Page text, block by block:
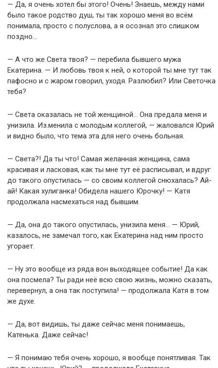
— Да, я очень хотел бы этого! Очень! Знаешь, между нами
было такое родство душ, ты так хорошо меня во всём
понимала, просто с полуслова, а я осознал это слишком
поздно…
— А что же Света твоя? — перебила бывшего мужа
Екатерина. — И любовь твоя к ней, о которой ты мне тут так
пафосно и с жаром говорил, уходя. Разлюбил? Или Светочка
тебя?
— Света оказалась не той женщиной… Она предала меня и
унизила. Из.менила с молодым коллегой, — жаловался Юрий
и видно было, что тема эта для него очень больная.
— Света?! Да ты что! Самая желанная женщина, сама
красивая и ласковая, как ты мне тут её расписывал, и вдруг
до такого опустилась — со своим коллегой снюхалась? Ай-
ай! Какая хулиганка! Обидела нашего Юрочку! — Катя
продолжала насмехаться над бывшим.
— Да, она до такого опустилась, унизила меня… — Юрий,
казалось, не замечал того, как Екатерина над ним просто
угорает.
— Ну это вообще из ряда вон выходящее событие! Да как
она посмела? Ты ради неё всю свою жизнь, можно сказать,
перевернул, а она так поступила! — продолжала Катя в том
же духе.
— Да, вот видишь, ты даже сейчас меня понимаешь,
Катенька. Даже сейчас!
— Я понимаю тебя очень хорошо, я вообще понятливая. Так